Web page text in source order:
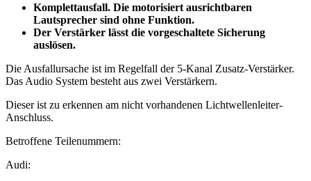
Komplettausfall. Die motorisiert ausrichtbaren
Lautsprecher sind ohne Funktion.
Der Verstärker lässt die vorgeschaltete Sicherung
auslösen.
Die Ausfallursache ist im Regelfall der5-Kanal Zusatz-Verstärker.
Das Audio System besteht aus zwei Verstärkern.
Dieser ist zu erkennen am nicht vorhandenen Lichtwellenleiter-
Anschluss.
Betroffene Teilenummern:
Audi: